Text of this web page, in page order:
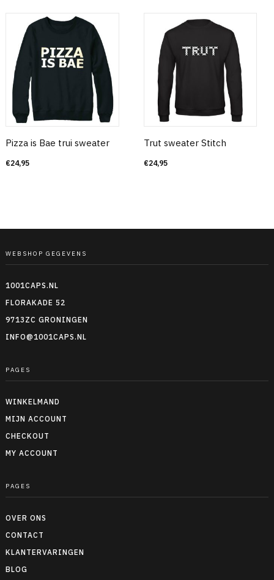
Pizza is Bae trui sweater
€24,95
Trut sweater Stitch
€24,95
WEBSHOP GEGEVENS
1001CAPS.NL
FLORAKADE 52
9713ZC GRONINGEN
INFO@1001CAPS.NL
PAGES
WINKELMAND
MIJN ACCOUNT
CHECKOUT
MY ACCOUNT
PAGES
OVER ONS
CONTACT
KLANTERVARINGEN
BLOG